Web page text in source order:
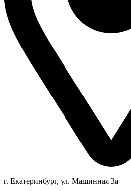
г. Екатеринбург, ул. Машинная 3а